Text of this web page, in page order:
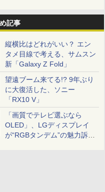
記事
縦横比はどれがいい？ エン
タメ目線で考える、サムスン
新「Galaxy Z Fold」
望遠ブーム来てる!? 9年ぶり
に大復活した、ソニー
「RX10 V」
「画質でテレビ選ぶなら
OLED」、LGディスプレイ
が“RGBタンデム”の魅力訴